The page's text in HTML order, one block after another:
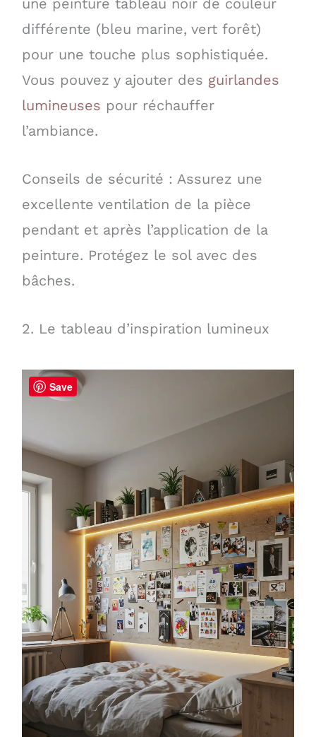
différente (bleu marine, vert forêt)
pour une touche plus sophistiquée.
Vous pouvez y ajouter des guirlandes
lumineuses pour réchauffer
l’ambiance.
Conseils de sécurité : Assurez une
excellente ventilation de la pièce
pendant et après l’application de la
peinture. Protégez le sol avec des
bâches.
2. Le tableau d’inspiration lumineux
Save